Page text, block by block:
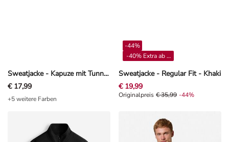
Sweatjacke - Kapuze mit Tunnelzug - Khaki
€ 17,99
+5 weitere Farben
Sweatjacke - Regular Fit - Khaki
-44%
-40% Extra ab 4**
€ 19,99
Originalpreis € 35,99, Rabat -44%
Originalpreis € 35,99 -44%